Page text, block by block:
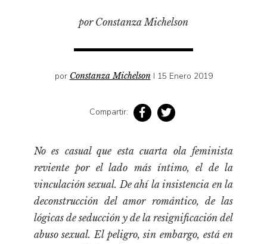
Pensamiento ilustrado
Personaje
Personajes secundarios
Política
Relecturas
por Constanza Michelson
por Constanza Michelson I 15 Enero 2019
Compartir:
No es casual que esta cuarta ola feminista
reviente por el lado más íntimo, el de la
vinculación sexual. De ahí la insistencia en la
deconstrucción del amor romántico, de las
lógicas de seducción y de la resignificación del
abuso sexual. El peligro, sin embargo, está en